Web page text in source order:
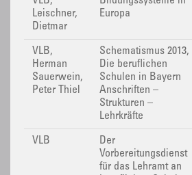
Leischner,
Dietmar
Europa
VLB,
Herman
Sauerwein,
Peter Thiel
Schematismus 2013,
Die beruflichen
Schulen in Bayern
Anschriften –
Strukturen –
Lehrkräfte
VLB
Der
Vorbereitungsdienst
für das Lehramt an